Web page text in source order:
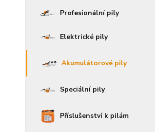
Profesionální pily
Elektrické pily
Akumulátorové pily
Speciální pily
Příslušenství k pilám